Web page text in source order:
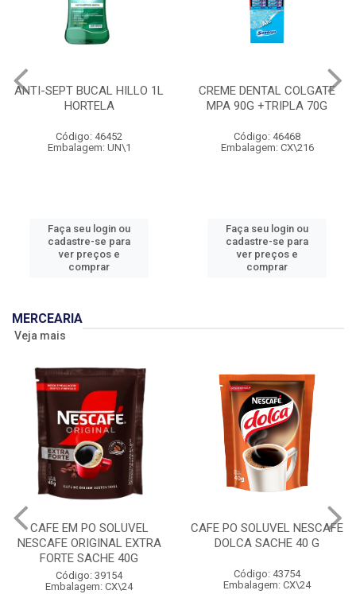
ANTI-SEPT BUCAL HILLO 1L
HORTELA
Código: 46452
Embalagem: UN\1
Faça seu login ou
cadastre-se para
ver preços e
comprar
CREME DENTAL COLGATE
MPA 90G +TRIPLA 70G
Código: 46468
Embalagem: CX\216
Faça seu login ou
cadastre-se para
ver preços e
comprar
MERCEARIA
Veja mais
CAFE EM PO SOLUVEL
NESCAFE ORIGINAL EXTRA
FORTE SACHE 40G
Código: 39154
Embalagem: CX\24
CAFE PO SOLUVEL NESCAFE
DOLCA SACHE 40 G
Código: 43754
Embalagem: CX\24